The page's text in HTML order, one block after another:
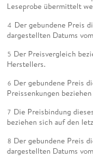
Leseprobe übermittelt
4 Der gebundene Preis
dargestellten Datums
5 Der Preisvergleich
Herstellers.
6 Der gebundene Preis
Preissenkungen
7 Die Preisbindung
beziehen sich auf den
8 Der gebundene Preis
dargestellten Datums